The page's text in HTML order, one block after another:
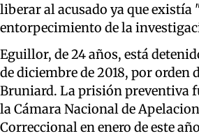
liberar al acusado ya que existía
entorpecimiento de la
Eguillor, de 24 años, está
de diciembre de 2018, por orden
Bruniard. La prisión preventiva
la Cámara Nacional de
Correccional en enero de este